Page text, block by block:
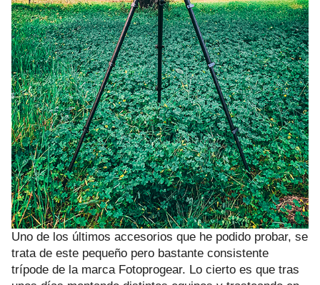
Uno de los últimos accesorios que he podido probar, se
trata de este pequeño pero bastante consistente
trípode de la marca Fotoprogear. Lo cierto es que tras